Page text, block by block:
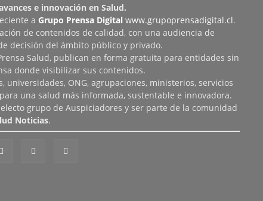
e innovación en Salud.
a Grupo Prensa Digital www.grupoprensadigital.cl.
de contenidos de calidad, con una audiencia de
decisión del ámbito público y privado.
Salud, publican en forma gratuita para entidades sin
donde visibilizar sus contenidos.
ONG, agrupaciones, ministerios, servicios
una salud más informada, sustentable e innovadora.
grupo de Auspiciadores y ser parte de la comunidad
Noticias.